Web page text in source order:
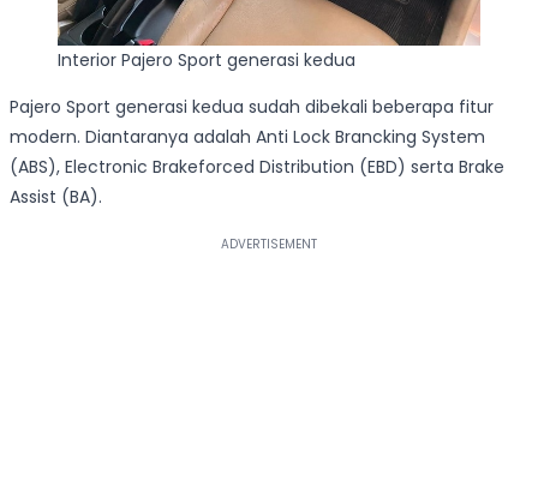
Interior Pajero Sport generasi kedua
Pajero Sport generasi kedua sudah dibekali beberapa fitur
modern. Diantaranya adalah Anti Lock Brancking System
(ABS), Electronic Brakeforced Distribution (EBD) serta Brake
Assist (BA).